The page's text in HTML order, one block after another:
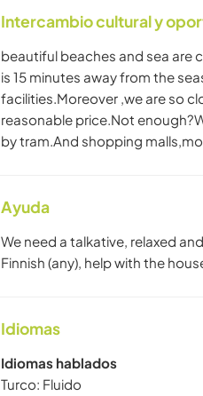
Intercambio cultural y
beautiful beaches and sea are
is 15 minutes away from the
facilities.Moreover ,we are so
reasonable price.Not
by tram.And shopping
Ayuda
We need a talkative, relaxed
Finnish (any), help with the
Idiomas
Idiomas hablados
Turco: Fluido